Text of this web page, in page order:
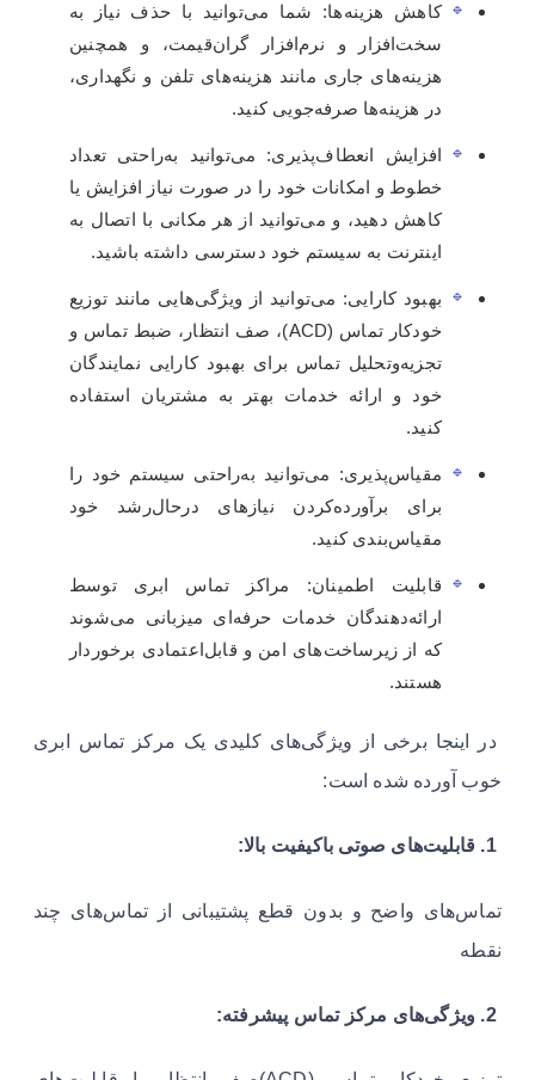
کاهش هزینه‌ها: شما می‌توانید با حذف نیاز به
سخت‌افزار و نرم‌افزار گران‌قیمت، و همچنین
هزینه‌های جاری مانند هزینه‌های تلفن و نگهداری،
در هزینه‌ها صرفه‌جویی کنید.
افزایش انعطاف‌پذیری: می‌توانید به‌راحتی تعداد
خطوط و امکانات خود را در صورت نیاز افزایش یا
کاهش دهید، و می‌توانید از هر مکانی با اتصال به
اینترنت به سیستم خود دسترسی داشته باشید.
بهبود کارایی: می‌توانید از ویژگی‌هایی مانند توزیع
خودکار تماس (ACD)، صف انتظار، ضبط تماس و
تجزیه‌وتحلیل تماس برای بهبود کارایی نمایندگان
خود و ارائه خدمات بهتر به مشتریان استفاده
کنید.
مقیاس‌پذیری: می‌توانید به‌راحتی سیستم خود را
برای برآورده‌کردن نیازهای درحال‌رشد خود
مقیاس‌بندی کنید.
قابلیت اطمینان: مراکز تماس ابری توسط
ارائه‌دهندگان خدمات حرفه‌ای میزبانی می‌شوند
که از زیرساخت‌های امن و قابل‌اعتمادی برخوردار
هستند.
در اینجا برخی از ویژگی‌های کلیدی یک مرکز تماس ابری
خوب آورده شده است:
تماس‌های واضح و بدون قطع پشتیبانی از تماس‌های چند
نقطه